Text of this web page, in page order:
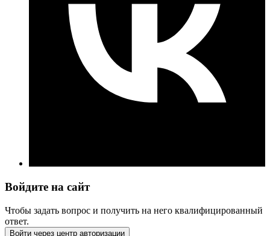
Войдите на сайт
Чтобы задать вопрос и получить на него квалифицированный
ответ.
Войти через центр авторизации